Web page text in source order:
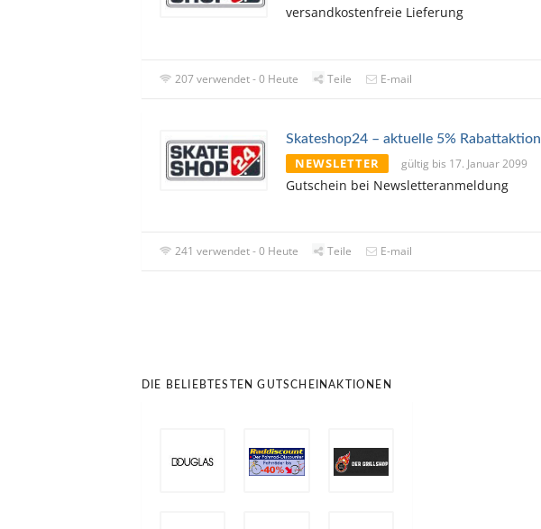
versandkostenfreie Lieferung
207 verwendet - 0 Heute Teile E-mail
Skateshop24 – aktuelle 5% Rabattaktion
NEWSLETTER gültig bis 17. Januar 2099
Gutschein bei Newsletteranmeldung
241 verwendet - 0 Heute Teile E-mail
DIE BELIEBTESTEN GUTSCHEINAKTIONEN